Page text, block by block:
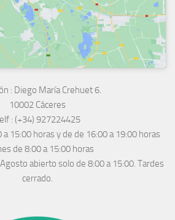
: Diego María Crehuet 6.
10002 Cáceres
: (+34) 927224425
a 15:00 horas y de de 16:00 a 19:00 horas
de 8:00 a 15:00 horas
abierto solo de 8:00 a 15:00. Tardes
cerrado.